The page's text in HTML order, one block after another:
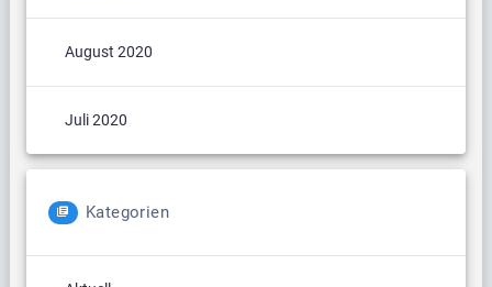
August 2020
Juli 2020
Kategorien